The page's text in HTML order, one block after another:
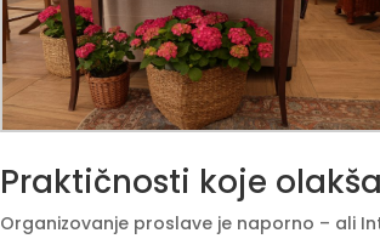
Praktičnosti koje
Organizovanje proslave je naporno – ali